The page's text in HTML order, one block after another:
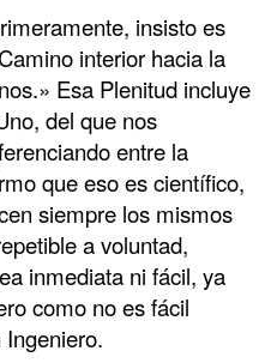
insisto es
interior hacia la
Esa Plenitud incluye
del que nos
entre la
que eso es científico,
siempre los mismos
a voluntad,
inmediata ni fácil, ya
como no es fácil